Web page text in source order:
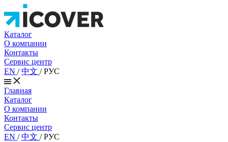
Каталог
О компании
Контакты
Сервис центр
EN /中文 /РУС
Главная
Каталог
О компании
Контакты
Сервис центр
EN /中文 /РУС